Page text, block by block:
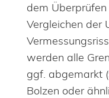
dem
Vergleichen der
werden alle
ggf. abgemarkt
Bolzen oder